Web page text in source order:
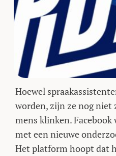
Hoewel
worden, zijn ze nog niet
mens klinken.
met een nieuwe
Het platform hoopt dat